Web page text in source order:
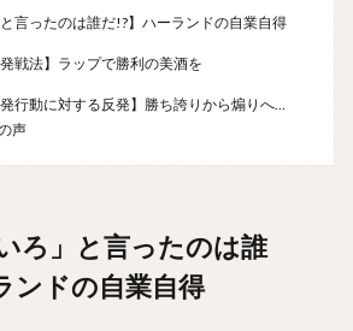
言ったのは誰だ!?】ハーランドの自業自得
戦法】ラップで勝利の美酒を
行動に対する反発】勝ち誇りから煽りへ…
声
ろ」と言ったのは誰
ンドの自業自得